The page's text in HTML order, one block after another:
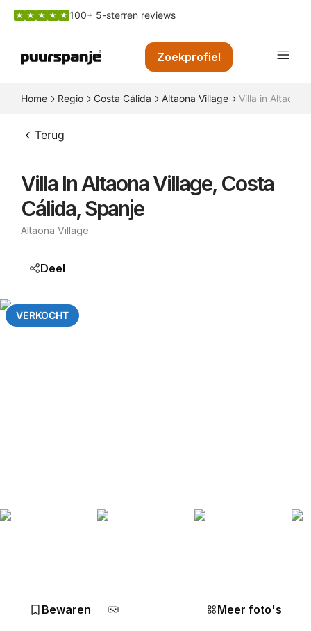
100+ 5-sterren reviews
Zoekprofiel
Home Regio Costa Cálida Altaona Village Villa in Altaona
Terug
Villa In Altaona Village, Costa
Cálida, Spanje
Altaona Village
Deel
VERKOCHT
Bewaren Meer foto's